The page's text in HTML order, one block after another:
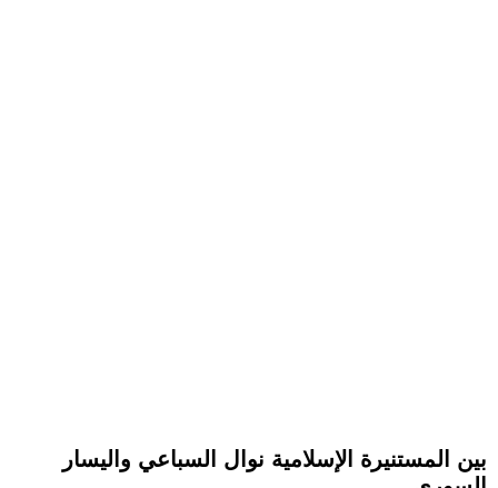
بين المستنيرة الإسلامية نوال السباعي واليسار